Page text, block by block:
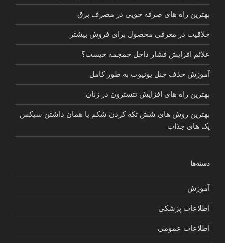
بهترین راه های صرفه جویی در مصرف برق
خلاقیت در معرفی محصول برای فروش بیشتر
علائم افزایش فشار داخل جمجمه چیست؟
آموزش حذف چنل یوتیوب به طور کامل
بهترین راه های افزایش تتسترون در زنان
بهترین روش های شش تکه کردن شکم یا همان داشتن سیکس
پک های جذاب
دسته‌ها
آموزش
اطلاعات پزشکی
اطلاعات عمومی